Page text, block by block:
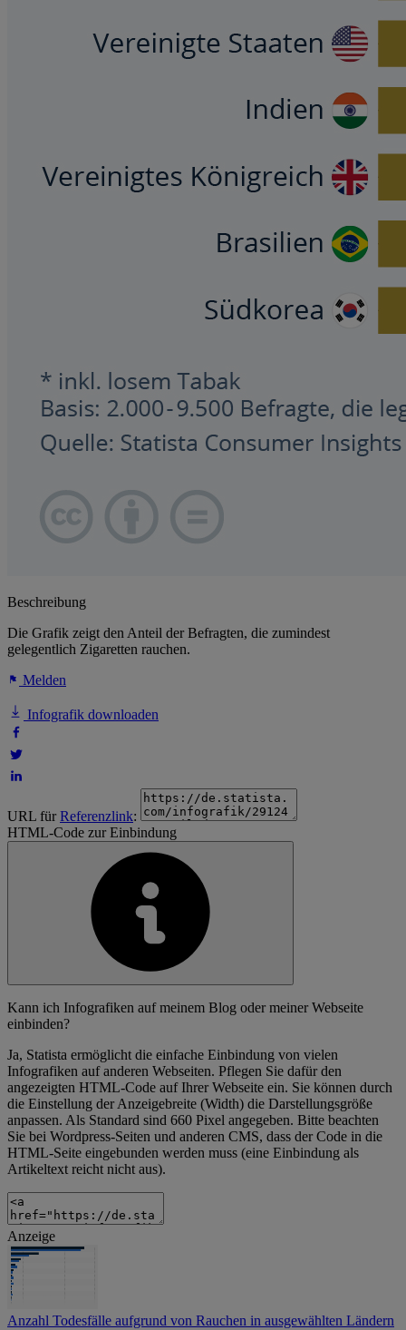
Beschreibung
Die Grafik zeigt den Anteil der Befragten, die zumindest
gelegentlich Zigaretten rauchen.
Melden
Infografik downloaden
URL fürReferenzlink:
HTML-Code zur Einbindung
Kann ich Infografiken auf meinem Blog oder meiner Webseite
einbinden?
Ja, Statista ermöglicht die einfache Einbindung von vielen
Infografiken auf anderen Webseiten. Pflegen Sie dafür den
angezeigten HTML-Code auf Ihrer Webseite ein. Sie können durch
die Einstellung der Anzeigebreite (Width) die Darstellungsgröße
anpassen. Als Standard sind 660 Pixel angegeben. Bitte beachten
Sie bei Wordpress-Seiten und anderen CMS, dass der Code in die
HTML-Seite eingebunden werden muss (eine Einbindung als
Artikeltext reicht nicht aus).
Anzeige
Anzahl Todesfälle aufgrund von Rauchen in ausgewählten Ländern